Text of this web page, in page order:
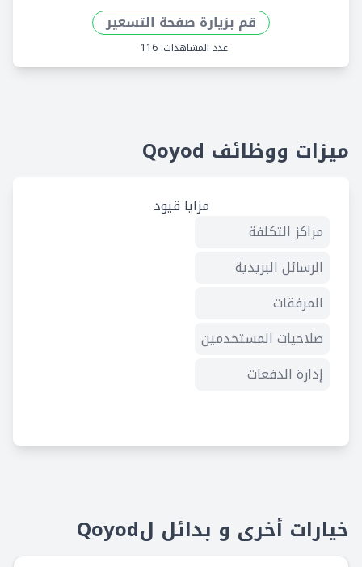
قم بزيارة صفحة التسعير
عدد المشاهدات: 116
ميزات ووظائف Qoyod
مزايا قيود
مراكز التكلفة
الرسائل البريدية
المرفقات
صلاحيات المستخدمين
إدارة الدفعات
الربط الإلكتروني API
نقاط البيع POS
إدارة المخازن
خيارات أخرى و بدائل لQoyod